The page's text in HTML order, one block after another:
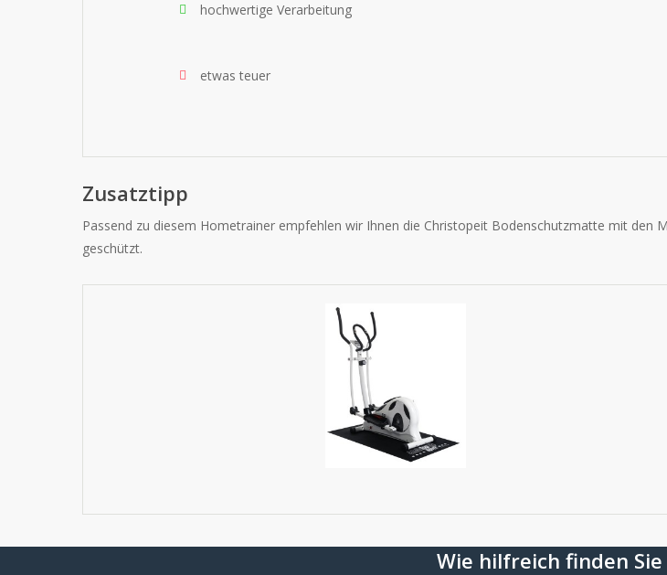
hochwertige Verarbeitung
etwas teuer
Zusatztipp
Passend zu diesem Hometrainer empfehlen wir Ihnen die Christopeit Bodenschutzmatte mit den
geschützt.
Wie hilfreich finden